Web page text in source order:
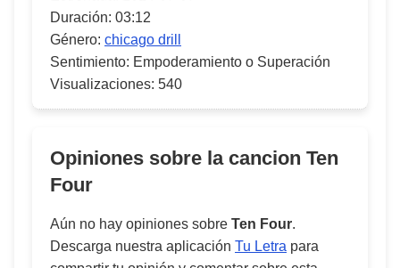
Duración: 03:12
Género: chicago drill
Sentimiento: Empoderamiento o Superación
Visualizaciones: 540
Opiniones sobre la cancion Ten
Four
Aún no hay opiniones sobre Ten Four.
Descarga nuestra aplicación Tu Letra para